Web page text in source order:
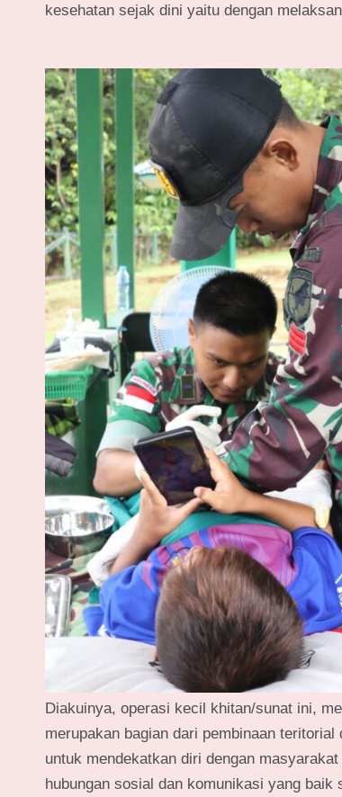
kesehatan sejak dini yaitu dengan
Diakuinya, operasi kecil khitan/sunat ini,
merupakan bagian dari pembinaan
untuk mendekatkan diri dengan
hubungan sosial dan komunikasi yang